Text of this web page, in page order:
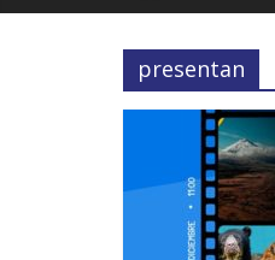
presentan